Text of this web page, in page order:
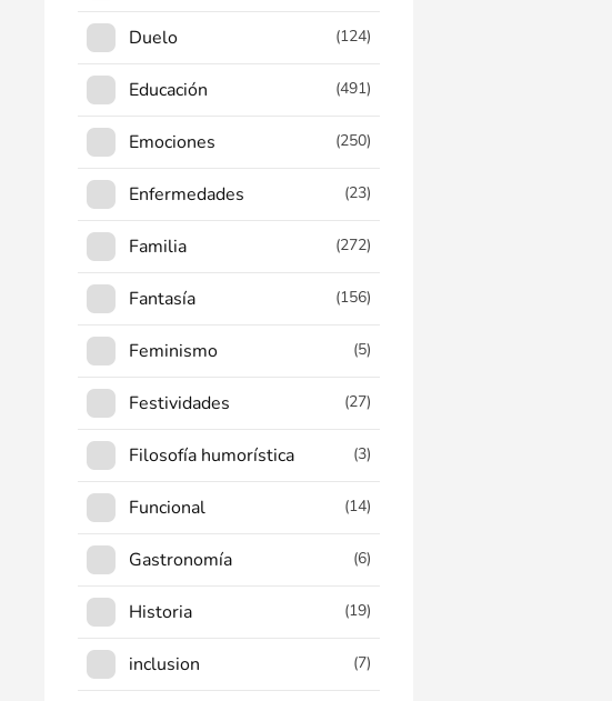
Duelo (124)
Educación (491)
Emociones (250)
Enfermedades (23)
Familia (272)
Fantasía (156)
Feminismo (5)
Festividades (27)
Filosofía humorística (3)
Funcional (14)
Gastronomía (6)
Historia (19)
inclusion (7)